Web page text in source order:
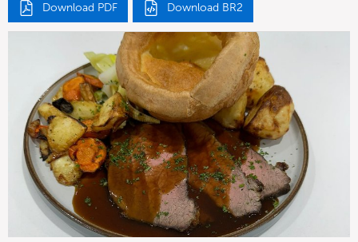
Download PDF Download BR2